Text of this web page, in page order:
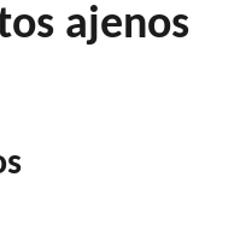
ajenos